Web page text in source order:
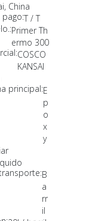
China
pago:T / T
Primer Th
ermo 300
COSCO
KANSAI
principal:E
p
o
x
y
B
a
rr
il